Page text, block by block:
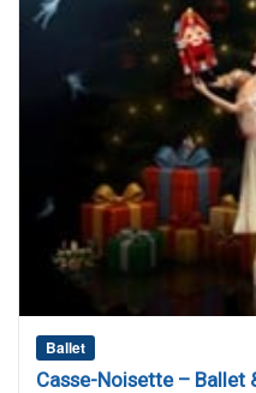
Ballet
Casse-Noisette – Ballet